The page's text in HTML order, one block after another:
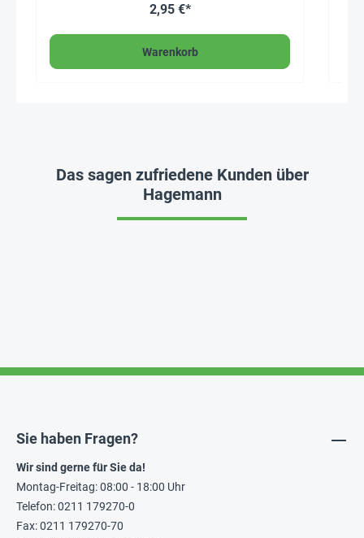
2,95 €*
Warenkorb
Das sagen zufriedene Kunden über
Hagemann
Sie haben Fragen?
Wir sind gerne für Sie da!
Montag-Freitag: 08:00 - 18:00 Uhr
Telefon: 0211 179270-0
Fax: 0211 179270-70